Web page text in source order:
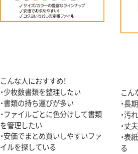
こんな人におすすめ！
・少枚数書類を整理したい
・書類の持ち運びが多い
・ファイルごとに色分けして書類
を管理したい
・安価でまとめ買いしやすいファ
イルを探している
こん
・長
・汚
・丈
・表
る